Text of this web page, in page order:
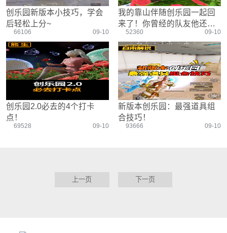
创乐园新版本小技巧，学会
后轻松上分~
66106 09-10
我的靠山伴随创乐园一起回
来了！你曾经的队友他还在
吗？
52360 09-10
创乐园2.0必去的4个打卡
点！
69528 09-10
新版本创乐园：最强道具组
合技巧！
93666 09-10
上一页 下一页